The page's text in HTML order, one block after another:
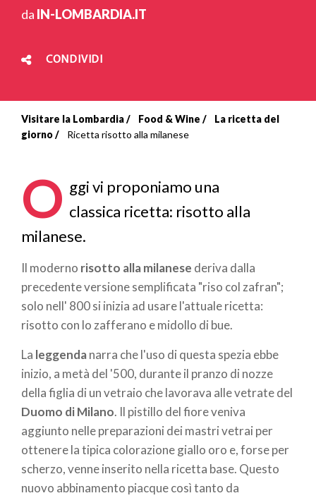
da IN-LOMBARDIA.IT
CONDIVIDI
Briciole
pane
Visitare la Lombardia Food & Wine
La ricetta del
giorno
Ricetta risotto alla milanese
O ggi vi proponiamo una
classica ricetta: risotto alla
milanese.
Il moderno risotto alla milanese deriva dalla
precedente versione semplificata "riso col zafran";
solo nell' 800 si inizia ad usare l'attuale ricetta:
risotto con lo zafferano e midollo di bue.
La leggendanarra che l'uso di questa spezia ebbe
inizio, a metà del '500, durante il pranzo di nozze
della figlia di un vetraio che lavorava alle vetrate del
Duomo di Milano. Il pistillo del fiore veniva
aggiunto nelle preparazioni dei mastri vetrai per
ottenere la tipica colorazione giallo oro e, forse per
scherzo, venne inserito nella ricetta base. Questo
nuovo abbinamento piacque così tanto da